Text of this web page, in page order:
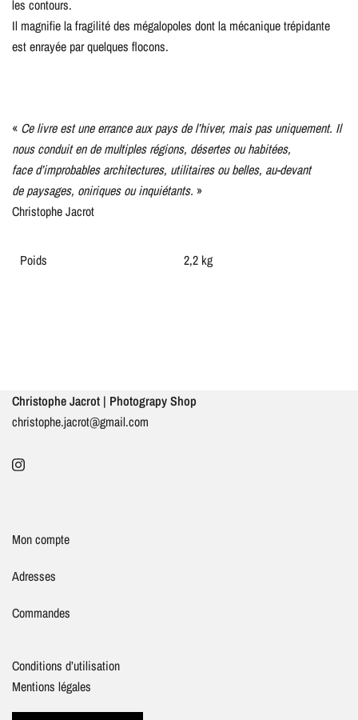
les contours.
Il magnifie la fragilité des mégalopoles dont la mécanique trépidante
est enrayée par quelques flocons.
« Ce livre est une errance aux pays de l’hiver, mais pas uniquement. Il
nous conduit en de multiples régions, désertes ou habitées,
face d’improbables architectures, utilitaires ou belles, au-devant
de paysages, oniriques ou inquiétants. »
Christophe Jacrot
Poids 2,2 kg
Christophe Jacrot | Photograpy Shop
christophe.jacrot@gmail.com
Mon compte
Adresses
Commandes
Conditions d’utilisation
Mentions légales